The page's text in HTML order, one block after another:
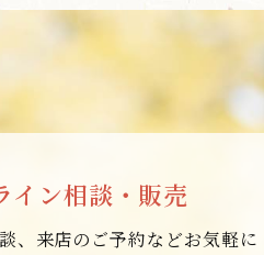
イン相談・販売
、来店のご予約などお気軽に